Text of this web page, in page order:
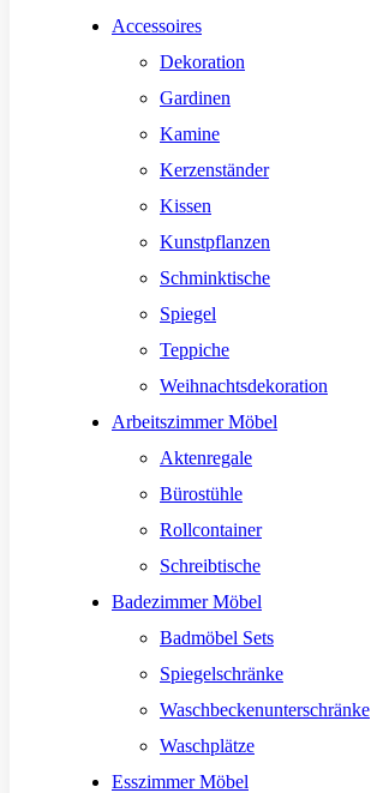
Accessoires
Dekoration
Gardinen
Kamine
Kerzenständer
Kissen
Kunstpflanzen
Schminktische
Spiegel
Teppiche
Weihnachtsdekoration
Arbeitszimmer Möbel
Aktenregale
Bürostühle
Rollcontainer
Schreibtische
Badezimmer Möbel
Badmöbel Sets
Spiegelschränke
Waschbeckenunterschränke
Waschplätze
Esszimmer Möbel